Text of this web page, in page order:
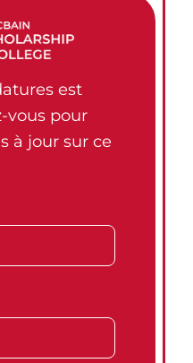
est
vous pour
à jour sur ce